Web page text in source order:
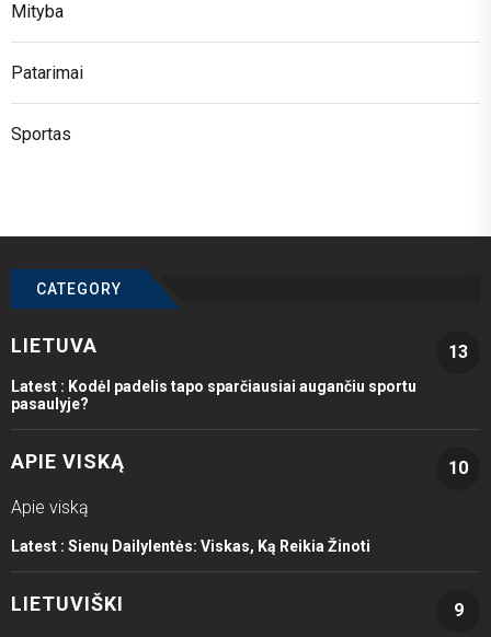
Mityba
Patarimai
Sportas
CATEGORY
LIETUVA 13
Latest : Kodėl padelis tapo sparčiausiai augančiu sportu
pasaulyje?
APIE VISKĄ
10
Apie viską
Latest : Sienų Dailylentės: Viskas, Ką Reikia Žinoti
LIETUVIŠKI
9